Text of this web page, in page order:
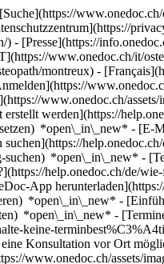
- [Presse](https://
www.onedoc.ch/it/
montreux) -
www.onedoc.ch/
werden](https://
*open\_in\_new* - [E-
*open\_in\_new* -
help.onedoc.ch/de/
App
*open\_in\_new* -